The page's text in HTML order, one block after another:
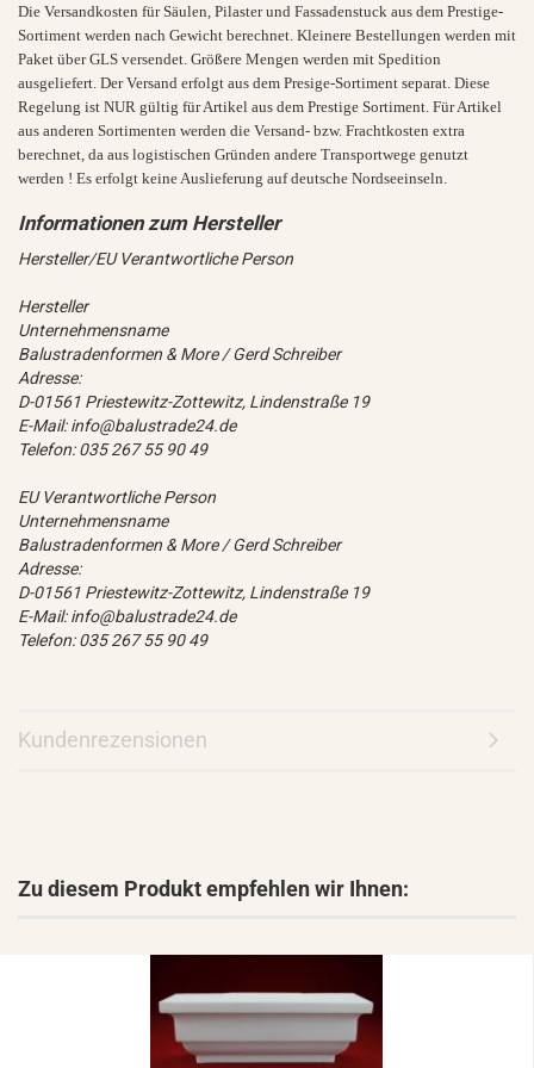
Die Versandkosten für Säulen, Pilaster und Fassadenstuck aus dem Prestige-
Sortiment werden nach Gewicht berechnet. Kleinere Bestellungen werden mit
Paket über GLS versendet. Größere Mengen werden mit Spedition
ausgeliefert. Der Versand erfolgt aus dem Presige-Sortiment separat. Diese
Regelung ist NUR gültig für Artikel aus dem Prestige Sortiment. Für Artikel
aus anderen Sortimenten werden die Versand- bzw. Frachtkosten extra
berechnet, da aus logistischen Gründen andere Transportwege genutzt
werden ! Es erfolgt keine Auslieferung auf deutsche Nordseeinseln.
Hersteller/EU Verantwortliche Person
Hersteller
Unternehmensname
Balustradenformen & More / Gerd Schreiber
Adresse:
D-01561 Priestewitz-Zottewitz, Lindenstraße 19
E-Mail: info@balustrade24.de
Telefon: 035 267 55 90 49
EU Verantwortliche Person
Unternehmensname
Balustradenformen & More / Gerd Schreiber
Adresse:
D-01561 Priestewitz-Zottewitz, Lindenstraße 19
E-Mail: info@balustrade24.de
Telefon: 035 267 55 90 49
Kundenrezensionen
Zu diesem Produkt empfehlen wir Ihnen: